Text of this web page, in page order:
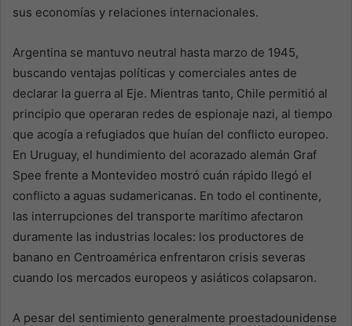
sus economías y relaciones internacionales.
Argentina se mantuvo neutral hasta marzo de 1945,
buscando ventajas políticas y comerciales antes de
declarar la guerra al Eje. Mientras tanto, Chile permitió al
principio que operaran redes de espionaje nazi, al tiempo
que acogía a refugiados que huían del conflicto europeo.
En Uruguay, el hundimiento del acorazado alemán Graf
Spee frente a Montevideo mostró cuán rápido llegó el
conflicto a aguas sudamericanas. En todo el continente,
las interrupciones del transporte marítimo afectaron
duramente las industrias locales: los productores de
banano en Centroamérica enfrentaron crisis severas
cuando los mercados europeos y asiáticos colapsaron.
A pesar del sentimiento generalmente proestadounidense